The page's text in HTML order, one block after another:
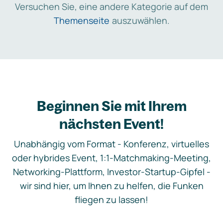
Versuchen Sie, eine andere Kategorie auf dem
Themenseite auszuwählen.
Beginnen Sie mit Ihrem
nächsten Event!
Unabhängig vom Format - Konferenz, virtuelles
oder hybrides Event, 1:1-Matchmaking-Meeting,
Networking-Plattform, Investor-Startup-Gipfel -
wir sind hier, um Ihnen zu helfen, die Funken
fliegen zu lassen!